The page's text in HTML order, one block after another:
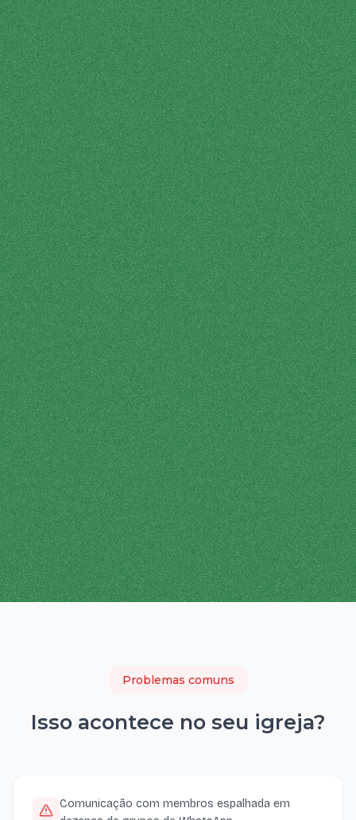
Problemas comuns
Isso acontece no seu igreja?
Comunicação com membros espalhada em